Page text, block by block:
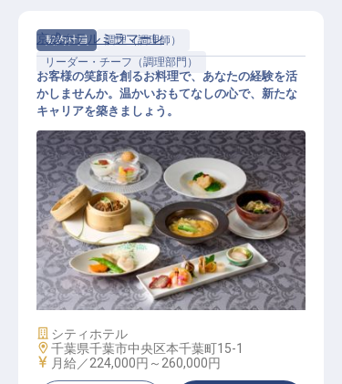
契約社員
調理（調理師）
リーダー・チーフ（調理部門）
洋食調理主任
京成ホテルミラマーレ
お客様の笑顔を創るお料理で、あなたの経験を活
かしませんか。温かいおもてなしの心で、新たな
キャリアを築きましょう。
施設業態
シティホテル
勤務地
千葉県千葉市中央区本千葉町15-1
給与
月給／224,000円～ 260,000円